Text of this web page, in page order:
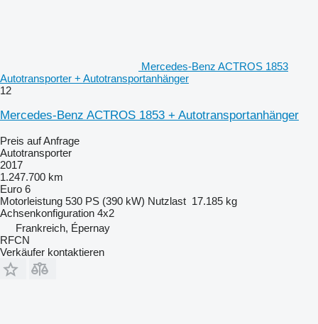
Mercedes-Benz ACTROS 1853
Autotransporter + Autotransportanhänger
12
Mercedes-Benz ACTROS 1853 + Autotransportanhänger
Preis auf Anfrage
Autotransporter
2017
1.247.700 km
Euro 6
Motorleistung 530 PS (390 kW) Nutzlast 17.185 kg
Achsenkonfiguration 4x2
Frankreich, Épernay
RFCN
Verkäufer kontaktieren